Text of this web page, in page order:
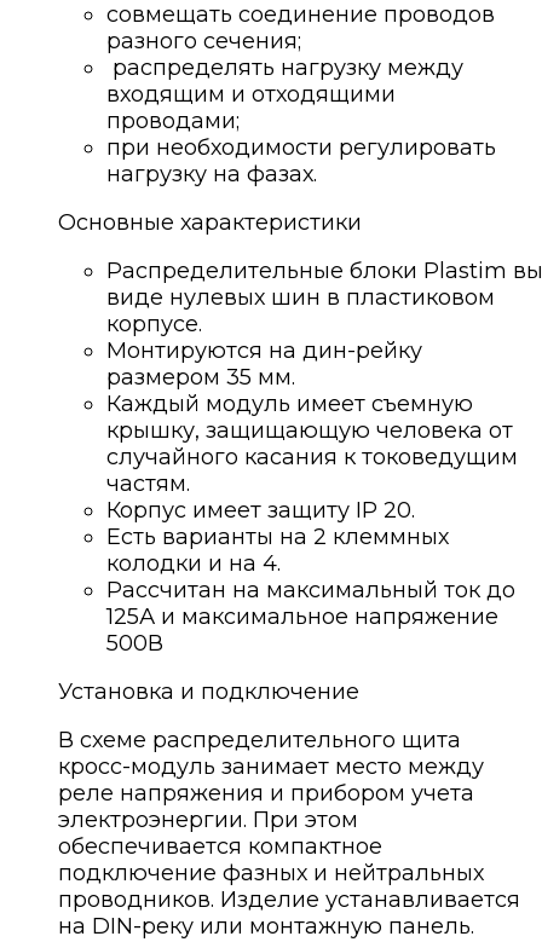
совмещать соединение проводов
разного сечения;
распределять нагрузку между
входящим и отходящими
проводами;
при необходимости регулировать
нагрузку на фазах.
Основные характеристики
Распределительные блоки Plastim
виде нулевых шин в пластиковом
корпусе.
Монтируются на дин-рейку
размером 35 мм.
Каждый модуль имеет съемную
крышку, защищающую человека от
случайного касания к токоведущим
частям.
Корпус имеет защиту IP 20.
Есть варианты на 2 клеммных
колодки и на 4.
Рассчитан на максимальный ток до
125А и максимальное напряжение
500В
Установка и подключение
В схеме распределительного щита
кросс-модуль занимает место между
реле напряжения и прибором учета
электроэнергии. При этом
обеспечивается компактное
подключение фазных и нейтральных
проводников. Изделие устанавливается
на DIN-реку или монтажную панель.